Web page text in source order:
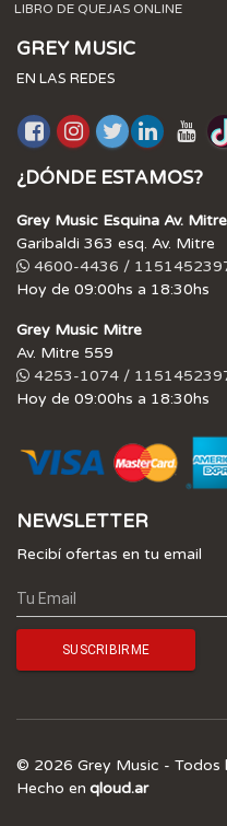
LIBRO DE QUEJAS ONLINE
GREY MUSIC
EN LAS REDES
¿DÓNDE ESTAMOS?
Grey Music Esquina Av. Mitre
Garibaldi 363 esq. Av. Mitre
4600-4436 /
Hoy de 09:00hs a 18:30hs
Grey Music Mitre
Av. Mitre 559
4253-1074 /
Hoy de 09:00hs a 18:30hs
NEWSLETTER
Recibí ofertas en tu email
© 2026 Grey Music - Todos
Hecho en qloud.ar